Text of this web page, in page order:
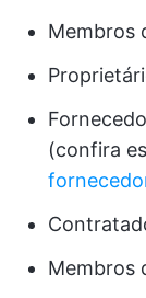
Membros
(confira
Membros